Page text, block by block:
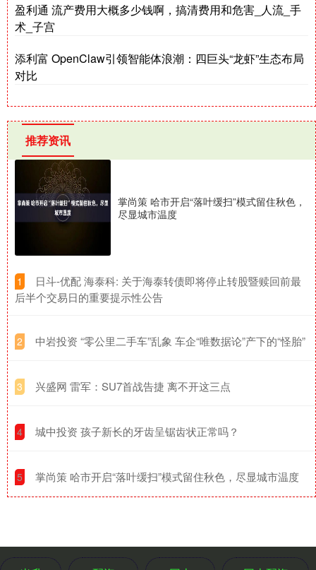
盈利通 流产费用大概多少钱啊，搞清费用和危害_人流_手
术_子宫
添利富 OpenClaw引领智能体浪潮：四巨头“龙虾”生态布局
对比
推荐资讯
掌尚策 哈市开启“落叶缓扫”模式留住秋色，
尽显城市温度
1
​日斗-优配 海泰科: 关于海泰转债即将停止转股暨赎回前最
后半个交易日的重要提示性公告
2 ​中岩投资 “零公里二手车”乱象 车企“唯数据论”产下的“怪胎”
3 ​兴盛网 雷军：SU7首战告捷 离不开这三点
4 ​城中投资 孩子新长的牙齿呈锯齿状正常吗？
5 ​掌尚策 哈市开启“落叶缓扫”模式留住秋色，尽显城市温度